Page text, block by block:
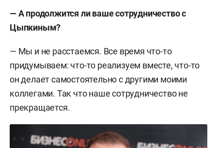
— А продолжится ли ваше сотрудничество с
Цыпкиным?
— Мы и не расстаемся. Все время что-то
придумываем: что-то реализуем вместе, что-то
он делает самостоятельно с другими моими
коллегами. Так что наше сотрудничество не
прекращается.